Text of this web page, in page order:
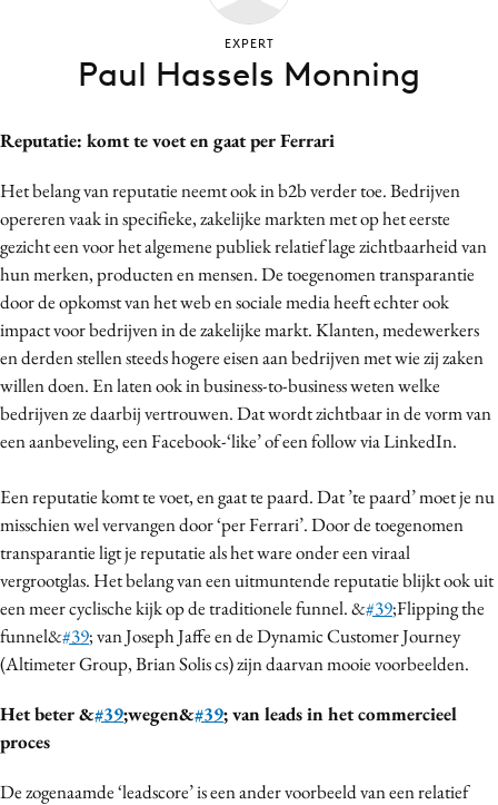
Craft
Customer Experience
Data & Insights
Design
Digital transformation
Diversiteit
Effectiviteit
Gedragsverandering
Influencer marketing
Interne communicatie
Martech
Media
Merkstrategie
PR
Programmatic
Purpose Marketing
Reputatie: komt te voet en gaat per Ferrari
Het belang van reputatie neemt ook in b2b verder toe. Bedrijven
opereren vaak in specifieke, zakelijke markten met op het eerste
gezicht een voor het algemene publiek relatief lage zichtbaarheid van
hun merken, producten en mensen. De toegenomen transparantie
door de opkomst van het web en sociale media heeft echter ook
impact voor bedrijven in de zakelijke markt. Klanten, medewerkers
en derden stellen steeds hogere eisen aan bedrijven met wie zij zaken
willen doen. En laten ook in business-to-business weten welke
bedrijven ze daarbij vertrouwen. Dat wordt zichtbaar in de vorm van
een aanbeveling, een Facebook-‘like’ of een follow via LinkedIn.
Een reputatie komt te voet, en gaat te paard. Dat ’te paard’ moet je nu
misschien wel vervangen door ‘per Ferrari’. Door de toegenomen
transparantie ligt je reputatie als het ware onder een viraal
vergrootglas. Het belang van een uitmuntende reputatie blijkt ook uit
een meer cyclische kijk op de traditionele funnel. &#39;Flipping the
funnel&#39; van Joseph Jaffe en de Dynamic Customer Journey
(Altimeter Group, Brian Solis cs) zijn daarvan mooie voorbeelden.
Het beter &#39;wegen&#39; van leads in het commercieel
proces
De zogenaamde ‘leadscore’ is een ander voorbeeld van een relatief
EXPERT
Paul Hassels Monning